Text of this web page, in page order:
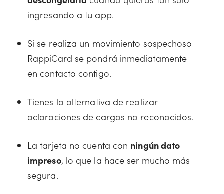
ingresando a tu app.
Si se realiza un movimiento sospechoso
RappiCard se pondrá inmediatamente
en contacto contigo.
Tienes la alternativa de realizar
aclaraciones de cargos no reconocidos.
La tarjeta no cuenta con ningún dato
impreso, lo que la hace ser mucho más
segura.